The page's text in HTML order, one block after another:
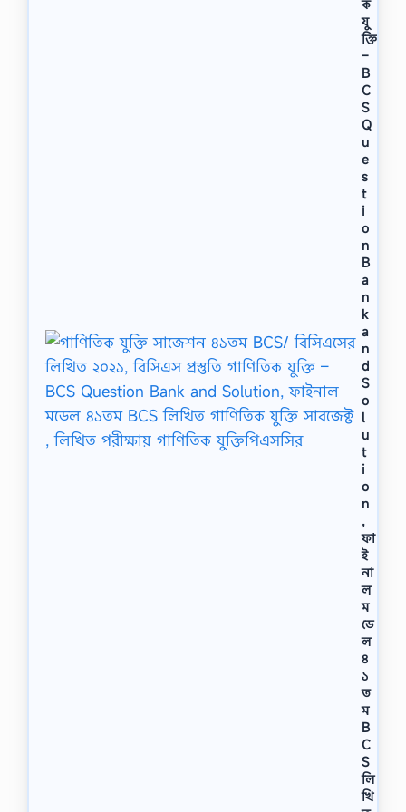
ক
যু
ক্তি
–
B
C
S
Q
u
e
s
t
i
o
n
B
a
n
k
a
n
d
S
o
l
u
t
i
o
n
,
ফা
ই
না
ল
ম
ডে
ল
৪
১
ত
ম
B
C
S
লি
খি